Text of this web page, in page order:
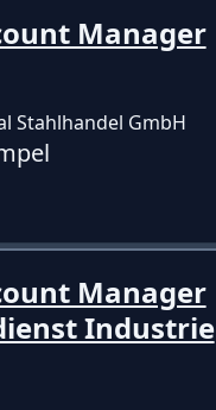
Manager
Stahlhandel GmbH
Manager
Industrie